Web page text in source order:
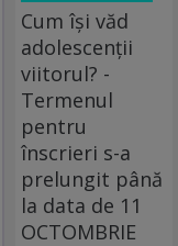
Cum își văd
adolescenții
viitorul? -
Termenul
pentru
înscrieri s-a
prelungit până
la data de 11
OCTOMBRIE